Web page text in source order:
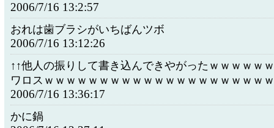
2006/7/16 13:2:57
おれは歯ブラシがいちばんツボ
2006/7/16 13:12:26
↑↑他人の振りして書き込んできやがったｗｗｗｗｗ
ワロスｗｗｗｗｗｗｗｗｗｗｗｗｗｗｗｗｗｗｗｗ
2006/7/16 13:36:17
かに鍋